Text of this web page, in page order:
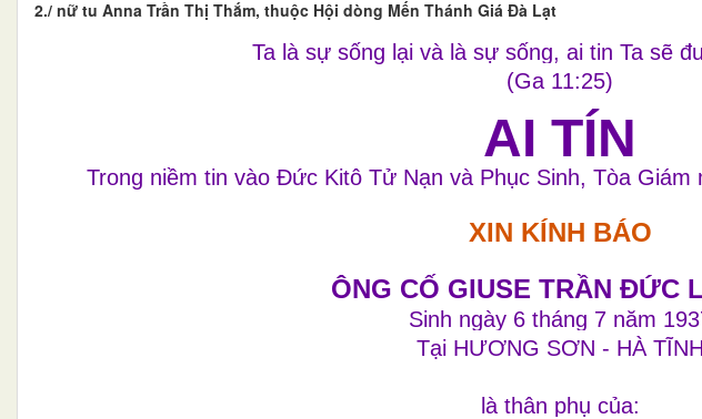
2./ nữ tu Anna Trần Thị Thắm, thuộc Hội dòng Mến Thánh Giá Đà Lạt
Ta là sự sống lại và là sự sống, ai tin Ta sẽ
(Ga 11:25)
AI TÍN
Trong niềm tin vào Đức Kitô Tử Nạn và Phục Sinh, Tòa Giám
XIN KÍNH BÁO
ÔNG CỐ GIUSE TRẦN ĐỨC
Sinh ngày 6 tháng 7 năm
Tại HƯƠNG SƠN - HÀ TĨNH
là thân phụ của: